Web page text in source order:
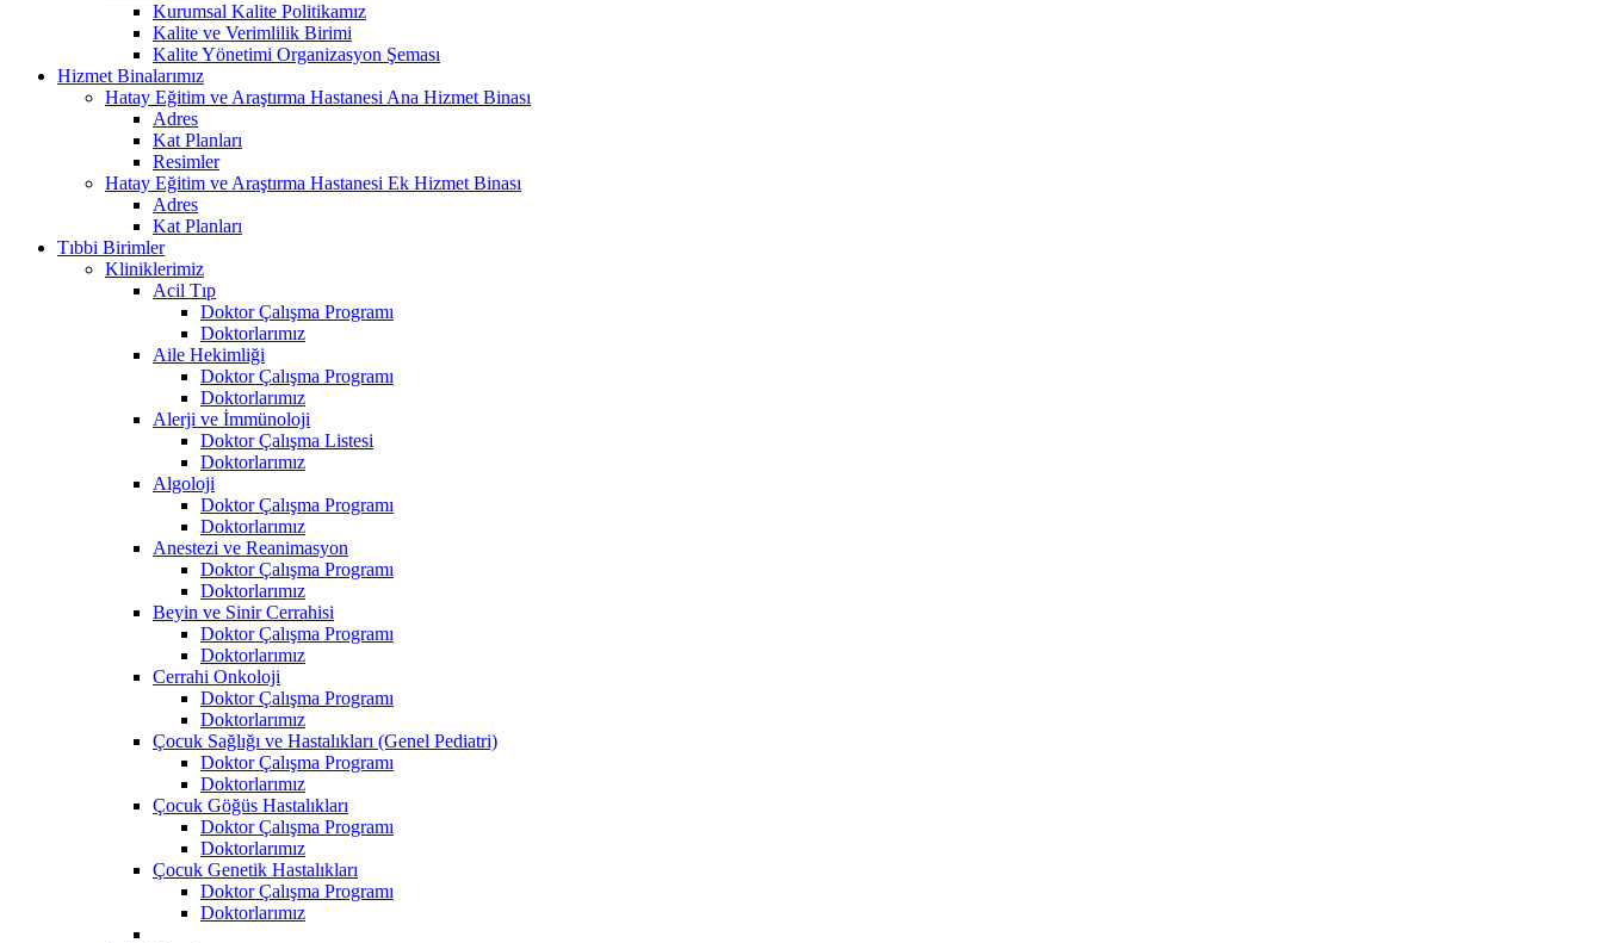
Kurumsal Kalite Politikamız
Kalite ve Verimlilik Birimi
Kalite Yönetimi Organizasyon Şeması
Hizmet Binalarımız
Hatay Eğitim ve Araştırma Hastanesi Ana Hizmet Binası
Adres
Kat Planları
Resimler
Hatay Eğitim ve Araştırma Hastanesi Ek Hizmet Binası
Adres
Kat Planları
Tıbbi Birimler
Kliniklerimiz
Acil Tıp
Doktor Çalışma Programı
Doktorlarımız
Aile Hekimliği
Doktor Çalışma Programı
Doktorlarımız
Alerji ve İmmünoloji
Doktor Çalışma Listesi
Doktorlarımız
Algoloji
Doktor Çalışma Programı
Doktorlarımız
Anestezi ve Reanimasyon
Doktor Çalışma Programı
Doktorlarımız
Beyin ve Sinir Cerrahisi
Doktor Çalışma Programı
Doktorlarımız
Cerrahi Onkoloji
Doktor Çalışma Programı
Doktorlarımız
Çocuk Sağlığı ve Hastalıkları (Genel Pediatri)
Doktor Çalışma Programı
Doktorlarımız
Çocuk Göğüs Hastalıkları
Doktor Çalışma Programı
Doktorlarımız
Çocuk Genetik Hastalıkları
Doktor Çalışma Programı
Doktorlarımız